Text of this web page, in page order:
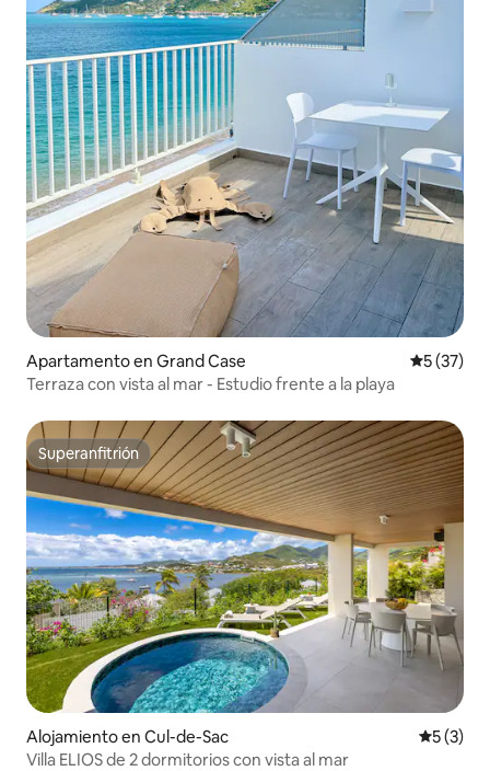
Apartamento en Grand Case
5 (37)
Terraza con vista al mar - Estudio frente a la playa
Superanfitrión
Superanfitrión
Alojamiento en Cul-de-Sac
5 (3)
Villa ELIOS de 2 dormitorios con vista al mar